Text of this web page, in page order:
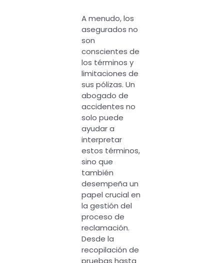
A menudo, los
asegurados no
son
conscientes de
los términos y
limitaciones de
sus pólizas. Un
abogado de
accidentes no
solo puede
ayudar a
interpretar
estos términos,
sino que
también
desempeña un
papel crucial en
la gestión del
proceso de
reclamación.
Desde la
recopilación de
pruebas hasta